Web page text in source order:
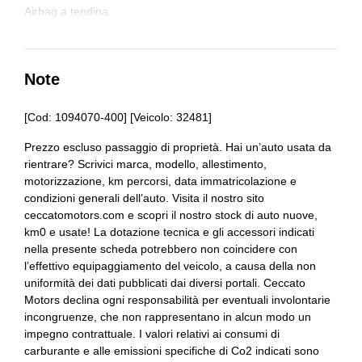
Chiusura centralizzata
Console centrale multifunzione
Fari alogeni
Fari con accensione automatica
Filtro antipolvere ed antipolline
Illuminazione abitacolo
Illuminazione bagagliaio
Interni in tessuto
Kit emergenza
Airbag a tendina
Airbag laterali
Cerchi in lega da 15
Chiusura centralizzata
Cinture di sicurezza
Comandi al volante
Controllo della stabilità
Cromature esterne
Display multifunzione
Note
[Cod: 1094070-400] [Veicolo: 32481]
Prezzo escluso passaggio di proprietà. Hai un’auto usata da
rientrare? Scrivici marca, modello, allestimento,
motorizzazione, km percorsi, data immatricolazione e
condizioni generali dell’auto. Visita il nostro sito
ceccatomotors.com e scopri il nostro stock di auto nuove,
km0 e usate! La dotazione tecnica e gli accessori indicati
nella presente scheda potrebbero non coincidere con
l’effettivo equipaggiamento del veicolo, a causa della non
uniformità dei dati pubblicati dai diversi portali. Ceccato
Motors declina ogni responsabilità per eventuali involontarie
incongruenze, che non rappresentano in alcun modo un
impegno contrattuale. I valori relativi ai consumi di
carburante e alle emissioni specifiche di Co2 indicati sono